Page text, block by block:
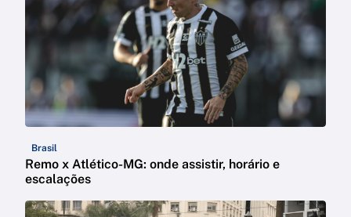
Brasil
Remo x Atlético-MG: onde assistir, horário e
escalações